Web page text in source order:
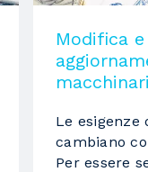
Modifica e
macchinari
Le esigenze
cambiano
Per essere